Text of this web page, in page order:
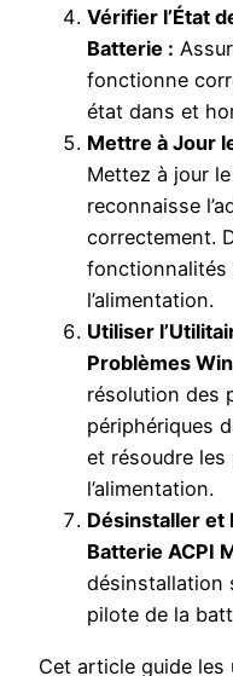
Vérifier l’État
Batterie :
fonctionne
état dans et
Mettre à Jour
Mettez à jour
reconnaisse
correctement.
fonctionnalités
l’alimentation.
Utiliser
Problèmes
résolution des
périphériques
et résoudre les
l’alimentation.
Désinstaller et
Batterie ACPI
désinstallation
pilote de la
Cet article guide les